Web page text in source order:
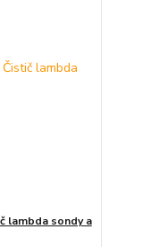
lambda sondy a